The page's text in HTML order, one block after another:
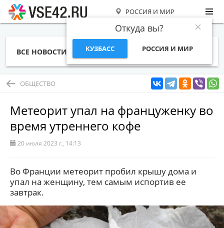
РОССИЯ И МИР
Откуда вы?
КУЗБАСС РОССИЯ И МИР
ВСЕ НОВОСТИ СТАТЬИ ТЕМЫ ФОТО
ОБЩЕСТВО
Метеорит упал на француженку во
время утреннего кофе
20 июля 2023 г., 14:13
Во Франции метеорит пробил крышу дома и
упал на женщину, тем самым испортив ее
завтрак.